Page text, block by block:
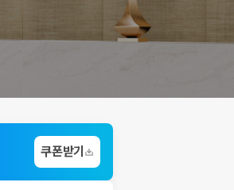
쿠폰받기